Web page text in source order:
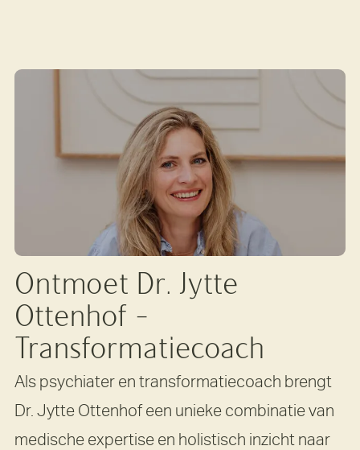
Ontmoet Dr. Jytte
Ottenhof -
Transformatiecoach
Als psychiater en transformatiecoach brengt
Dr. Jytte Ottenhof een unieke combinatie van
medische expertise en holistisch inzicht naar